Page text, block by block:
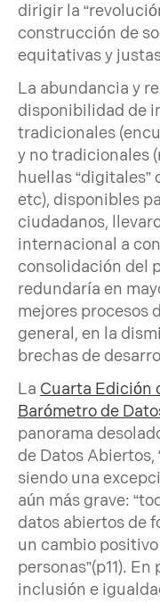
dirigir la
construcción de
equitativas y
La abundancia y
disponibilidad de
tradicionales
y no tradicionales
huellas
etc), disponibles
ciudadanos,
internacional a
consolidación del
redundaría en
mejores procesos
general, en la
brechas de
La Cuarta Edición
Barómetro de
panorama
de Datos Abiertos,
siendo una
aún más grave:
datos abiertos de
un cambio
personas”(p11).
inclusión e